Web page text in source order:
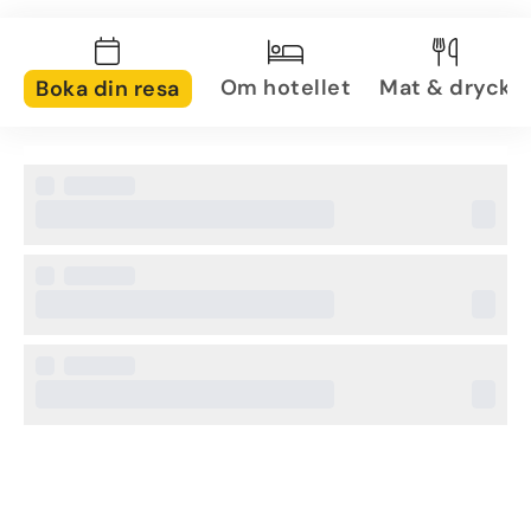
Boka din resa Om hotellet Mat & dryck